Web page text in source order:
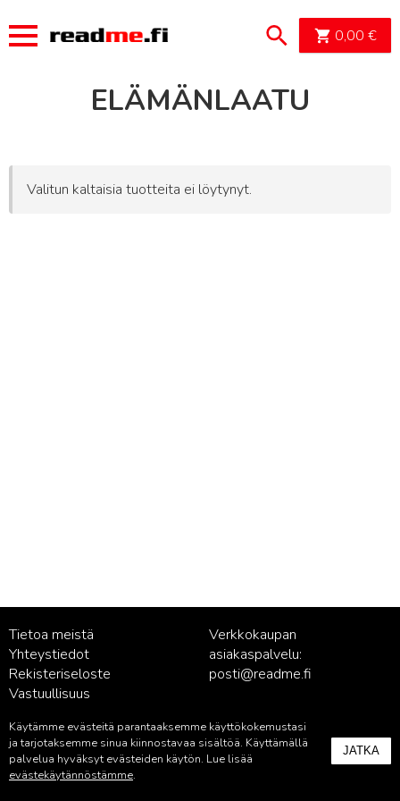
0,00 €
ELÄMÄNLAATU
Valitun kaltaisia tuotteita ei löytynyt.
Tietoa meistä
Yhteystiedot
Rekisteriseloste
Vastuullisuus
Verkkokaupan
asiakaspalvelu:
posti@readme.fi
Kustantamon asiakaspalvelu:
palvelu@readme.fi
Käytämme evästeitä parantaaksemme käyttökokemustasi
ja tarjotaksemme sinua kiinnostavaa sisältöä. Käyttämällä
palvelua hyväksyt evästeiden käytön. Lue lisää
evästekäytännöstämme.
JATKA